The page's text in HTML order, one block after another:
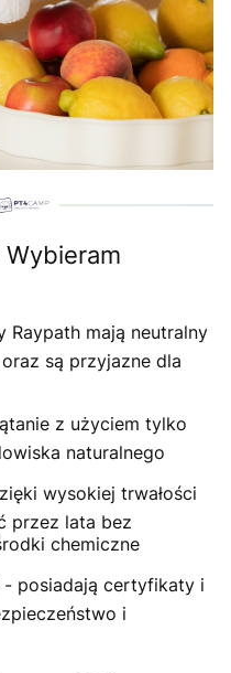
Wybieram
mają neutralny
są przyjazne dla
z użyciem tylko
naturalnego
wysokiej trwałości
przez lata bez
chemiczne
posiadają certyfikaty i
i